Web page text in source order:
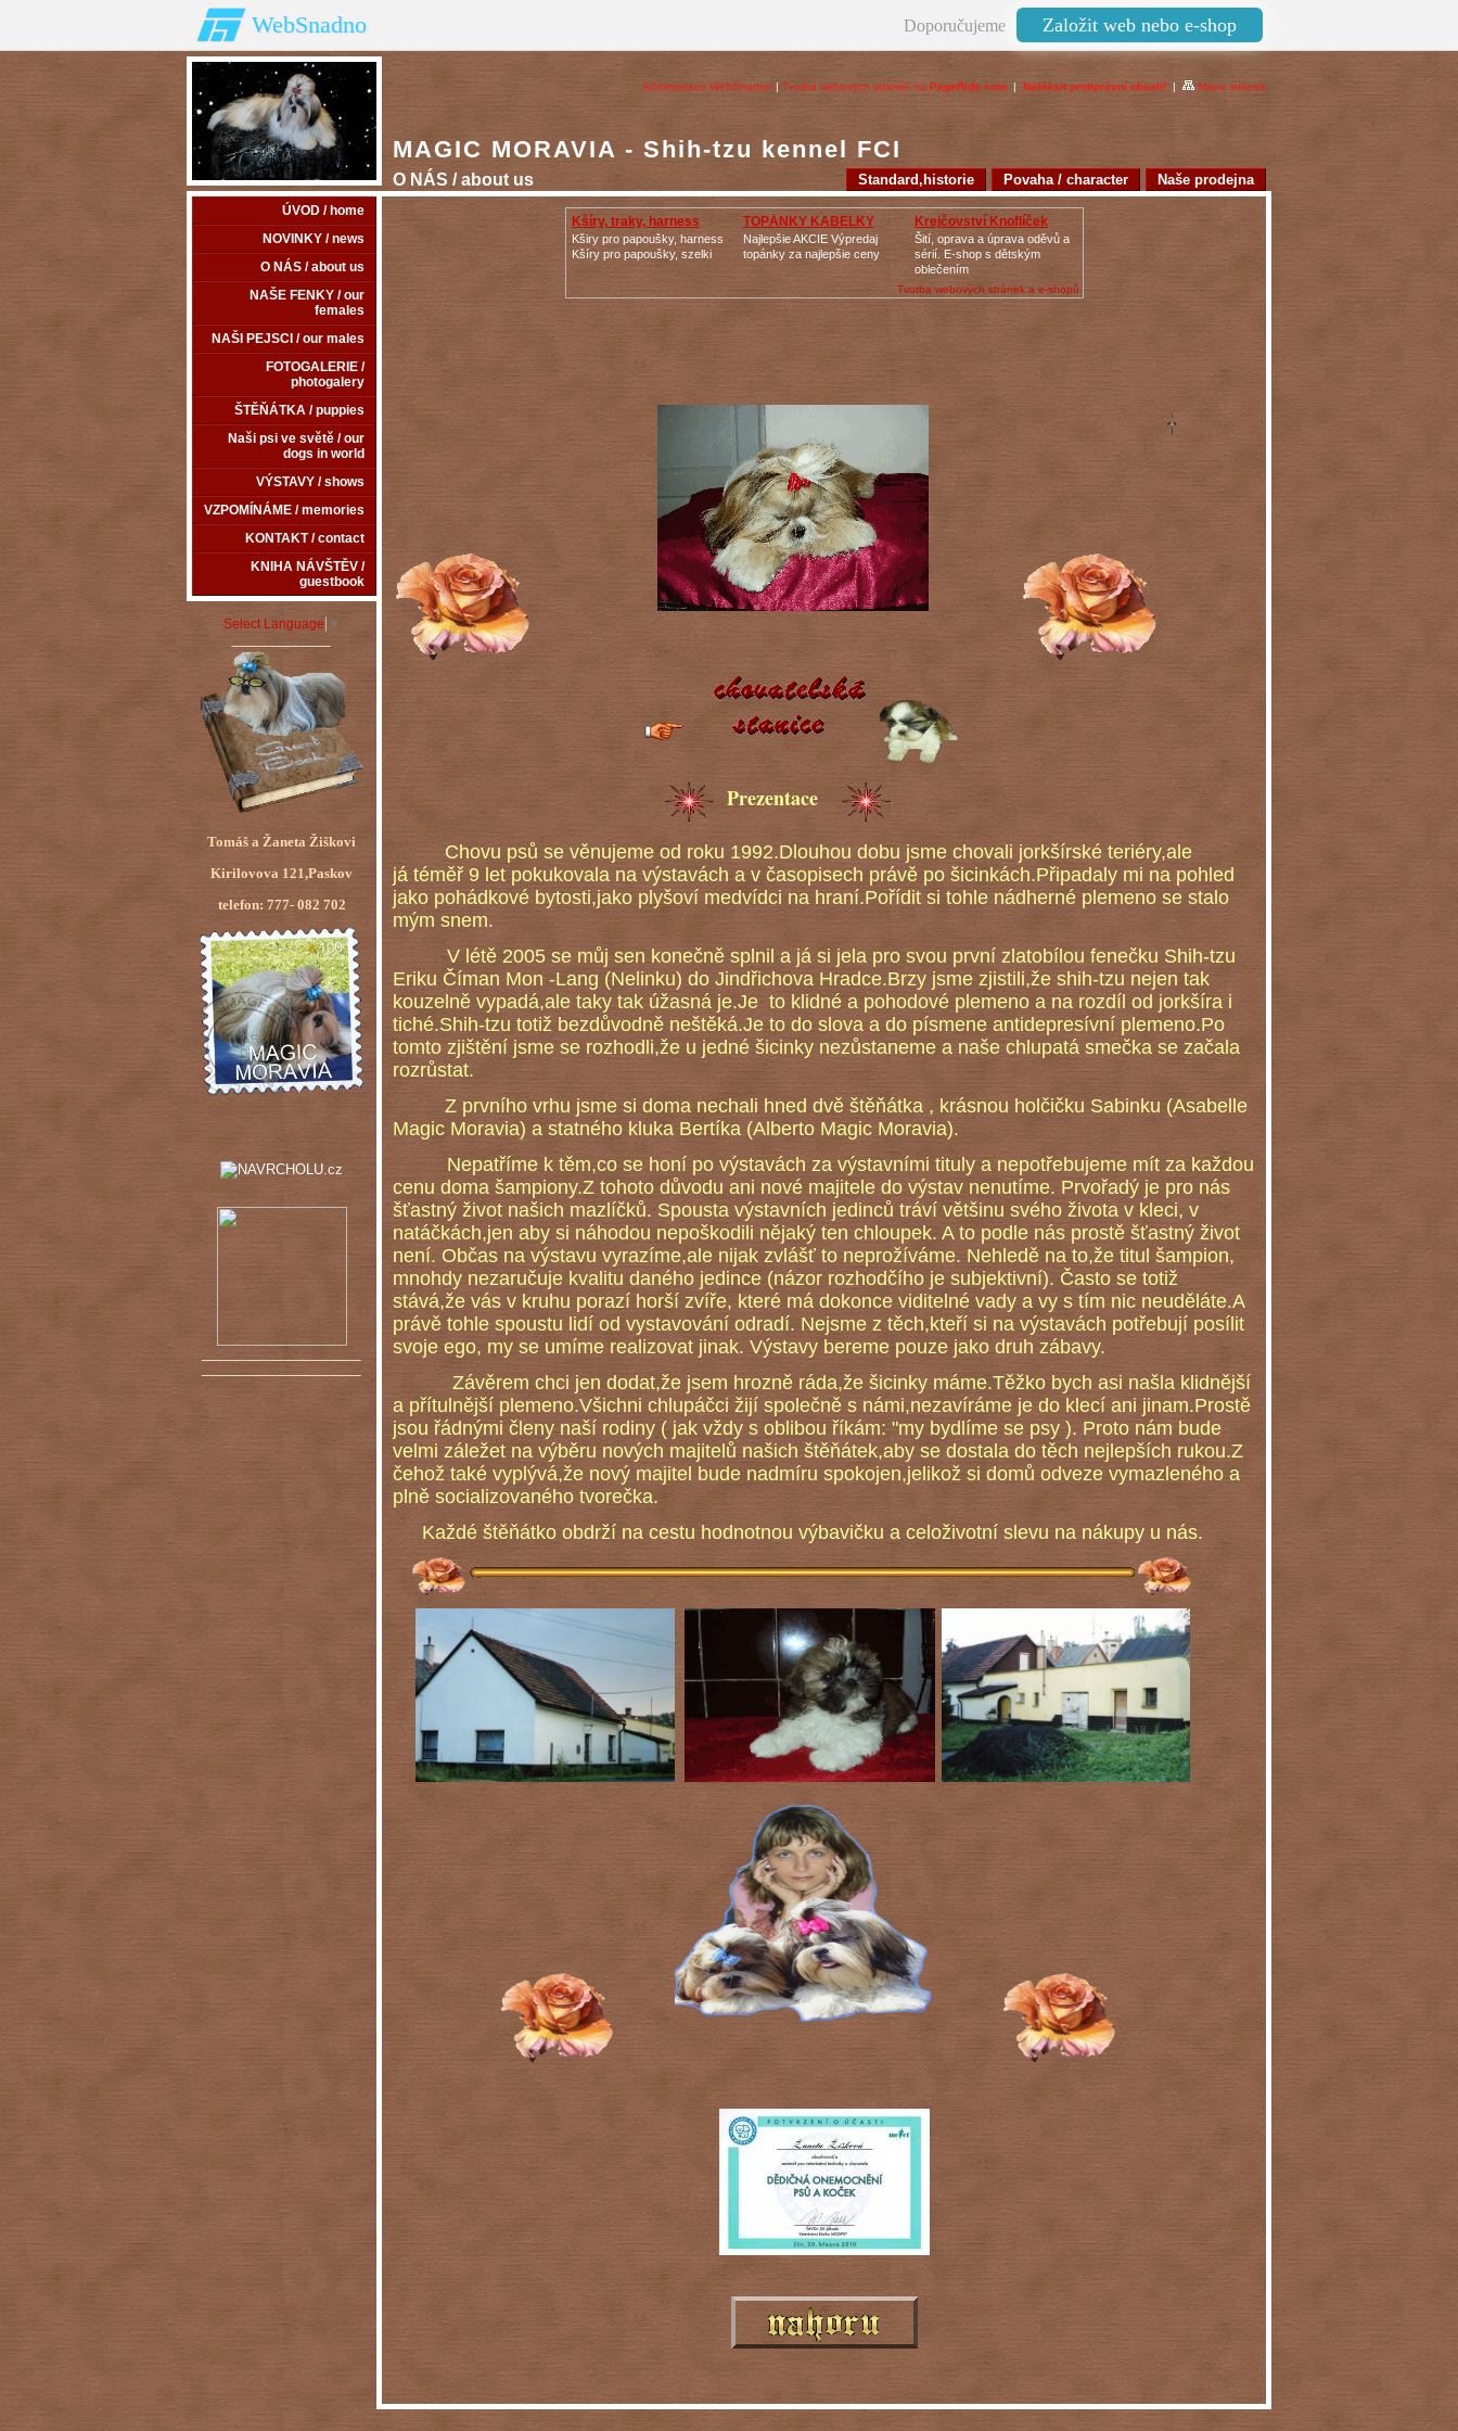
WebSnadno Doporučujeme Založit web nebo e-shop
Administrace WebSnadno | Tvorba webových stránek na PageRide.com | Nahlásit protiprávní obsah! | Mapa stránek
MAGIC MORAVIA - Shih-tzu kennel FCI
O NÁS / about us Naše prodejna
Povaha / character
Standard‚historie
ÚVOD / home
NOVINKY / news
O NÁS / about us
NAŠE FENKY / our
females
NAŠI PEJSCI / our males
FOTOGALERIE /
photogalery
ŠTĚŇÁTKA / puppies
Naši psi ve světě / our
dogs in world
VÝSTAVY / shows
VZPOMÍNÁME / memories
KONTAKT / contact
KNIHA NÁVŠTĚV /
guestbook
Select Language ▼
Tomáš a Žaneta Žiškovi
Kirilovova 121,Paskov
telefon: 777- 082 702
Kšíry, traky, harness
Kširy pro papoušky, harness
Kšíry pro papoušky, szelki
TOPÁNKY KABELKY
Najlepšie AKCIE Výpredaj
topánky za najlepšie ceny
Krejčovství Knoflíček
Šití, oprava a úprava oděvů a
sérií. E-shop s dětským
oblečením
Tvorba webových stránek a e-shopů
Prezentace
Chovu psů se věnujeme od roku 1992.Dlouhou dobu jsme chovali jorkšírské teriéry,ale
já téměř 9 let pokukovala na výstavách a v časopisech právě po šicinkách.Připadaly mi na pohled
jako pohádkové bytosti,jako plyšoví medvídci na hraní.Pořídit si tohle nádherné plemeno se stalo
mým snem.
V létě 2005 se můj sen konečně splnil a já si jela pro svou první zlatobílou fenečku Shih-tzu
Eriku Číman Mon -Lang (Nelinku) do Jindřichova Hradce.Brzy jsme zjistili,že shih-tzu nejen tak
kouzelně vypadá,ale taky tak úžasná je.Je to klidné a pohodové plemeno a na rozdíl od jorkšíra i
tiché.Shih-tzu totiž bezdůvodně neštěká.Je to do slova a do písmene antidepresívní plemeno.Po
tomto zjištění jsme se rozhodli,že u jedné šicinky nezůstaneme a naše chlupatá smečka se začala
rozrůstat.
Z prvního vrhu jsme si doma nechali hned dvě štěňátka , krásnou holčičku Sabinku (Asabelle
Magic Moravia) a statného kluka Bertíka (Alberto Magic Moravia).
Nepatříme k těm,co se honí po výstavách za výstavními tituly a nepotřebujeme mít za každou
cenu doma šampiony.Z tohoto důvodu ani nové majitele do výstav nenutíme. Prvořadý je pro nás
šťastný život našich mazlíčků. Spousta výstavních jedinců tráví většinu svého života v kleci, v
natáčkách,jen aby si náhodou nepoškodili nějaký ten chloupek. A to podle nás prostě šťastný život
není. Občas na výstavu vyrazíme,ale nijak zvlášť to neprožíváme. Nehledě na to,že titul šampion,
mnohdy nezaručuje kvalitu daného jedince (názor rozhodčího je subjektivní). Často se totiž
stává,že vás v kruhu porazí horší zvíře, které má dokonce viditelné vady a vy s tím nic neuděláte.A
právě tohle spoustu lidí od vystavování odradí. Nejsme z těch,kteří si na výstavách potřebují posílit
svoje ego, my se umíme realizovat jinak. Výstavy bereme pouze jako druh zábavy.
Závěrem chci jen dodat,že jsem hrozně ráda,že šicinky máme.Těžko bych asi našla klidnější
a přítulnější plemeno.Všichni chlupáčci žijí společně s námi,nezavíráme je do klecí ani jinam.Prostě
jsou řádnými členy naší rodiny ( jak vždy s oblibou říkám: "my bydlíme se psy ). Proto nám bude
velmi záležet na výběru nových majitelů našich štěňátek,aby se dostala do těch nejlepších rukou.Z
čehož také vyplývá,že nový majitel bude nadmíru spokojen,jelikož si domů odveze vymazleného a
plně socializovaného tvorečka.
Každé štěňátko obdrží na cestu hodnotnou výbavičku a celoživotní slevu na nákupy u nás.